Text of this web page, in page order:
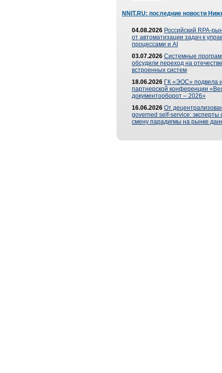
NNIT.RU: последние новости
04.08.2026 Российский RPA-
от автоматизации задач к
процессами и AI
03.07.2026 Системные
обсудили переход на
встроенных систем
18.06.2026 ГК «ЭОС» подвела
партнерской конференции
документооборот – 2026»
16.06.2026 От
governed self-service: эксперты
смену парадигмы на рынке